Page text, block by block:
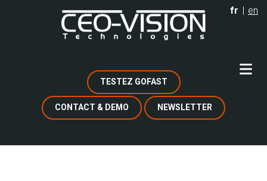
fr en
TESTEZ GOFAST
CONTACT & DEMO NEWSLETTER